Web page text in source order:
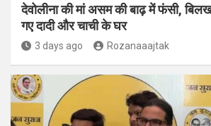
देवोलीना की मां असम की बाढ़ में फंसी,
गए दादी और चाची के घर
3 days ago Rozanaaajtak